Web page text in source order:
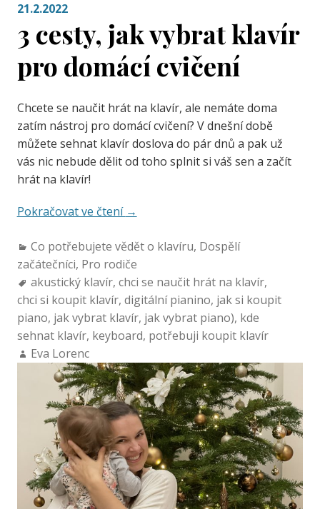
21.2.2022
3 cesty, jak vybrat klavír
pro domácí cvičení
Chcete se naučit hrát na klavír, ale nemáte doma
zatím nástroj pro domácí cvičení? V dnešní době
můžete sehnat klavír doslova do pár dnů a pak už
vás nic nebude dělit od toho splnit si váš sen a začít
hrát na klavír!
Pokračovat ve čtení →
Co potřebujete vědět o klavíru, Dospělí
začátečníci, Pro rodiče
akustický klavír, chci se naučit hrát na klavír,
chci si koupit klavír, digitální pianino, jak si koupit
piano, jak vybrat klavír, jak vybrat piano), kde
sehnat klavír, keyboard, potřebuji koupit klavír
Eva Lorenc